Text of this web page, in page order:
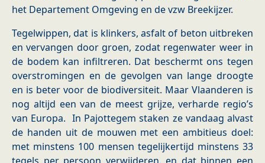
het Departement Omgeving en de vzw Breekijzer.
Tegelwippen, dat is klinkers, asfalt of beton uitbreken
en vervangen door groen, zodat regenwater weer in
de bodem kan infiltreren. Dat beschermt ons tegen
overstromingen en de gevolgen van lange droogte
en is beter voor de biodiversiteit. Maar Vlaanderen is
nog altijd een van de meest grijze, verharde regio’s
van Europa. In Pajottegem staken ze vandaag alvast
de handen uit de mouwen met een ambitieus doel:
met minstens 100 mensen tegelijkertijd minstens 33